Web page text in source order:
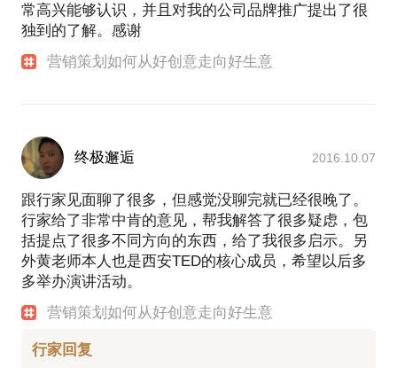
常高兴能够认识，并且对我的公司品牌推广提出了很
独到的了解。感谢
营销策划如何从好创意走向好生意
终极邂逅 2016.10.07
跟行家见面聊了很多，但感觉没聊完就已经很晚了。
行家给了非常中肯的意见，帮我解答了很多疑虑，包
括提点了很多不同方向的东西，给了我很多启示。另
外黄老师本人也是西安TED的核心成员，希望以后多
多举办演讲活动。
营销策划如何从好创意走向好生意
行家回复